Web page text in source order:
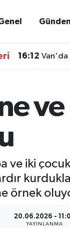
16:12 Van'da
iki
örnek
20.06.2026 -
YAYINLANMA